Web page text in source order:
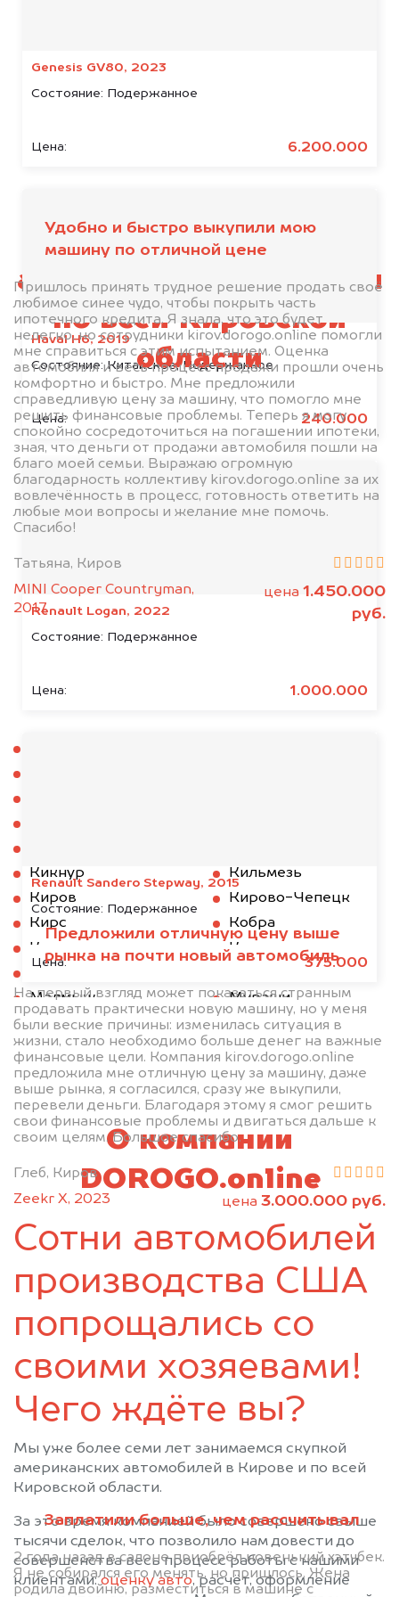
Genesis GV80, 2023
Состояние: Подержанное
Цена: 6.200.000
Haval H6, 2019
Состояние:Китайское, Подержанное
Цена: 240.000
Renault Logan, 2022
Состояние: Подержанное
Цена: 1.000.000
Renault Sandero Stepway, 2015
Состояние: Подержанное
Цена: 375.000
Удобно и быстро выкупили мою
машину по отличной цене
Пришлось принять трудное решение продать своё
любимое синее чудо, чтобы покрыть часть
ипотечного кредита. Я знала, что это будет
нелегко, но сотрудники kirov.dorogo.online помогли
мне справиться с этим испытанием. Оценка
автомобиля и весь процесс продажи прошли очень
комфортно и быстро. Мне предложили
справедливую цену за машину, что помогло мне
решить финансовые проблемы. Теперь я могу
спокойно сосредоточиться на погашении ипотеки,
зная, что деньги от продажи автомобиля пошли на
благо моей семьи. Выражаю огромную
благодарность коллективу kirov.dorogo.online за их
вовлечённость в процесс, готовность ответить на
любые мои вопросы и желание мне помочь.
Спасибо!
Татьяна, Киров
MINI Cooper Countryman,
2017
цена 1.450.000
руб.
Предложили отличную цену выше
рынка на почти новый автомобиль
На первый взгляд может показаться странным
продавать практически новую машину, но у меня
были веские причины: изменилась ситуация в
жизни, стало необходимо больше денег на важные
финансовые цели. Компания kirov.dorogo.online
предложила мне отличную цену за машину, даже
выше рынка, я согласился, сразу же выкупили,
перевели деньги. Благодаря этому я смог решить
свои финансовые проблемы и двигаться дальше к
своим целям. Большое спасибо.
Глеб, Киров
Zeekr X, 2023
цена 3.000.000 руб.
Заплатили больше, чем рассчитывал
2 года назад в салоне приобрёл новенький хэтчбек.
Я не собирался его менять, но пришлось. Жена
родила двойню, разместиться в машине с
американские
автомобили в Кирове и
по всей Кировской
области
Кикнур
Кильмезь
Киров
Кирово-Чепецк
Кирс
Кобра
Котельнич
Кумены
Малмыж
Мураши
Нагорск
Нема
Нововятск
Нолинск
Омутнинск
Опарино
Оричи
Пижанка
Подосиновец
Санчурск
Свеча
Слободской
Советск
Сосновка
Суна
Тужа
Уни
Уржум
Фаленки
Халтурин
Юрья
Яранск
О компании
DOROGO.online
Сотни автомобилей
производства США
попрощались со
своими хозяевами!
Чего ждёте вы?
Мы уже более семи лет занимаемся скупкой
американских автомобилей в Кирове и по всей
Кировской области.
За это время компанией было совершено свыше
тысячи сделок, что позволило нам довести до
совершенства весь процесс работы с нашими
клиентами:оценку авто, расчёт, оформление